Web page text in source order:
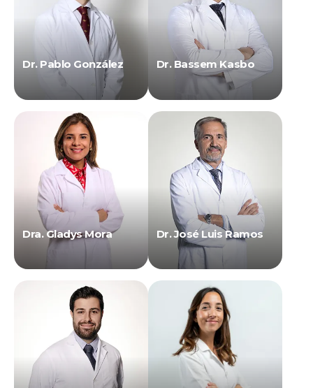
Dr. Pablo González Dr. Bassem Kasbo
Dra. Gladys Mora Dr. José Luis Ramos